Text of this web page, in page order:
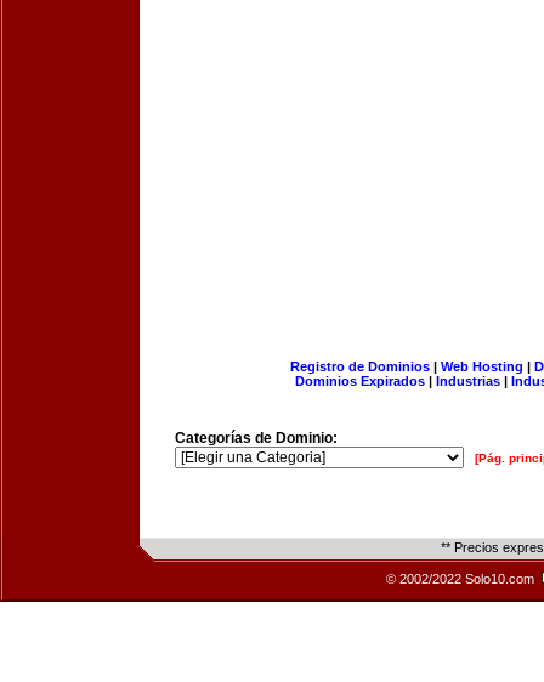
Registro de Dominios| Web Hosting |
Dominios Expirados | Industrias |
Categorías de Dominio:
[Pág.
** Precios
© 2002/2022 Solo10.com